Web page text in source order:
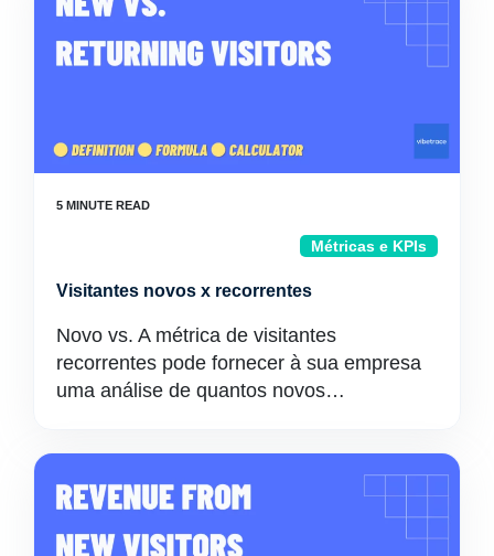
Métricas e KPIs
Visitantes novos x recorrentes
Novo vs. A métrica de visitantes
recorrentes pode fornecer à sua empresa
uma análise de quantos novos…